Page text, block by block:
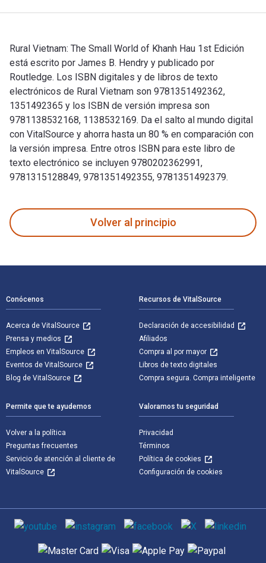
Rural Vietnam: The Small World of Khanh Hau 1st Edición
está escrito por James B. Hendry y publicado por
Routledge. Los ISBN digitales y de libros de texto
electrónicos de Rural Vietnam son 9781351492362,
1351492365 y los ISBN de versión impresa son
9781138532168, 1138532169. Da el salto al mundo digital
con VitalSource y ahorra hasta un 80 % en comparación con
la versión impresa. Entre otros ISBN para este libro de
texto electrónico se incluyen 9780202362991,
9781315128849, 9781351492355, 9781351492379.
Volver al principio
Conócenos
Acerca de VitalSource
Prensa y medios
Empleos en VitalSource
Eventos de VitalSource
Blog de VitalSource
Recursos de VitalSource
Declaración de accesibilidad
Afiliados
Compra al por mayor
Libros de texto digitales
Compra segura. Compra inteligente
Permite que te ayudemos
Volver a la política
Preguntas frecuentes
Servicio de atención al cliente de
VitalSource
Valoramos tu seguridad
Privacidad
Términos
Política de cookies
Configuración de cookies
Medios de comunicación social
Métodos de pago admitidos